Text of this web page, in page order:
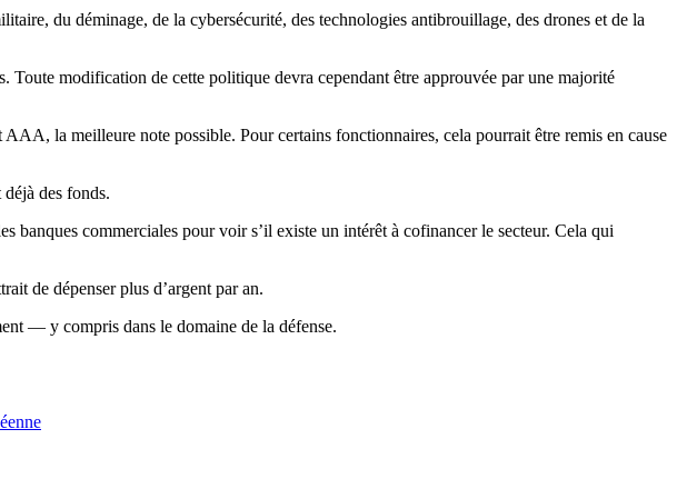
du déminage, de la cybersécurité, des technologies antibrouillage, des drones et de la
Toute modification de cette politique devra cependant être approuvée par une majorité
AAA, la meilleure note possible. Pour certains fonctionnaires, cela pourrait être remis en cause
des fonds.
commerciales pour voir s’il existe un intérêt à cofinancer le secteur. Cela qui
de dépenser plus d’argent par an.
— y compris dans le domaine de la défense.